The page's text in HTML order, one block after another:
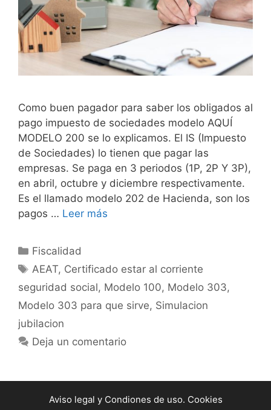
Como buen pagador para saber los obligados al
pago impuesto de sociedades modelo AQUÍ
MODELO 200 se lo explicamos. El IS (Impuesto
de Sociedades) lo tienen que pagar las
empresas. Se paga en 3 periodos (1P, 2P Y 3P),
en abril, octubre y diciembre respectivamente.
Es el llamado modelo 202 de Hacienda, son los
pagos … Leer más
Categorías
Fiscalidad
Etiquetas
AEAT, Certificado estar al corriente
seguridad social, Modelo 100, Modelo 303,
Modelo 303 para que sirve, Simulacion
jubilacion
Deja un comentario
Aviso legal y Condiones de uso. Cookies